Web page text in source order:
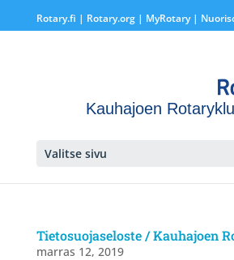
Rotary.fi | Rotary.org| MyRotary |
Kauhajoen
Valitse sivu
Tietosuojaseloste / Kauhajoen
marras 12, 2019